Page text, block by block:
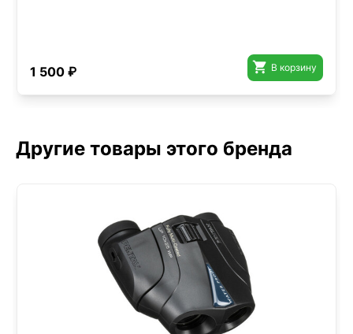
1 500 ₽  В корзину
Другие товары этого бренда